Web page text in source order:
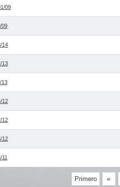
09
09
14
13
13
12
12
12
Primero «